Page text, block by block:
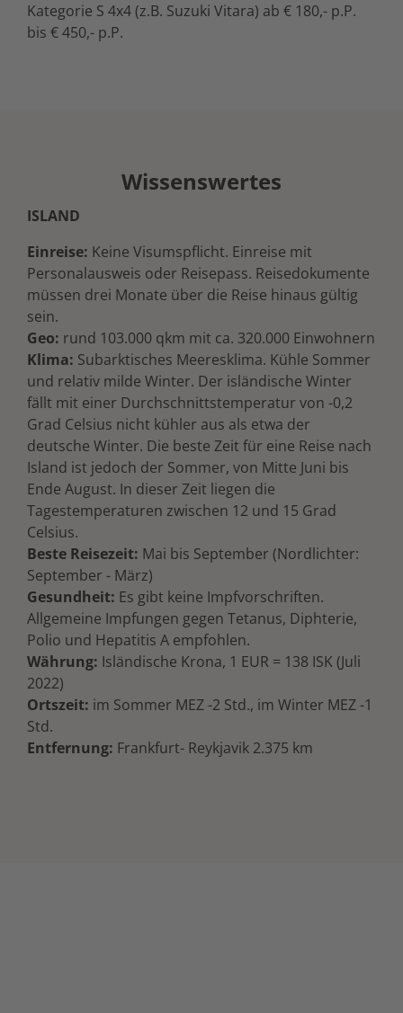
Kategorie S 4x4 (z.B. Suzuki Vitara) ab € 180,- p.P.
bis € 450,- p.P.
Wissenswertes
ISLAND
Einreise: Keine Visumspflicht. Einreise mit
Personalausweis oder Reisepass. Reisedokumente
müssen drei Monate über die Reise hinaus gültig
sein.
Geo: rund 103.000 qkm mit ca. 320.000 Einwohnern
Klima: Subarktisches Meeresklima. Kühle Sommer
und relativ milde Winter. Der isländische Winter
fällt mit einer Durchschnittstemperatur von -0,2
Grad Celsius nicht kühler aus als etwa der
deutsche Winter. Die beste Zeit für eine Reise nach
Island ist jedoch der Sommer, von Mitte Juni bis
Ende August. In dieser Zeit liegen die
Tagestemperaturen zwischen 12 und 15 Grad
Celsius.
Beste Reisezeit: Mai bis September (Nordlichter:
September - März)
Gesundheit: Es gibt keine Impfvorschriften.
Allgemeine Impfungen gegen Tetanus, Diphterie,
Polio und Hepatitis A empfohlen.
Währung: Isländische Krona, 1 EUR = 138 ISK (Juli
2022)
Ortszeit: im Sommer MEZ -2 Std., im Winter MEZ -1
Std.
Entfernung: Frankfurt- Reykjavik 2.375 km